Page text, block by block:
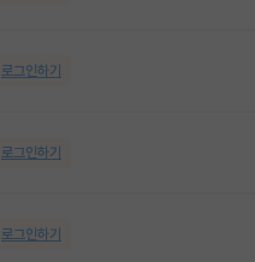
로그인하기
로그인하기
로그인하기